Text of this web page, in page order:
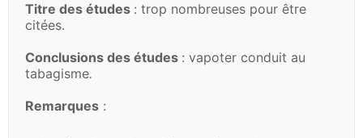
Titre des études : trop nombreuses pour être
citées.
Conclusions des études : vapoter conduit au
tabagisme.
Remarques :